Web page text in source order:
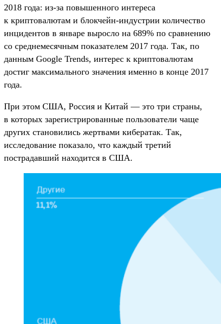
2018 года: из-за повышенного интереса
к криптовалютам и блокчейн-индустрии количество
инцидентов в январе выросло на 689% по сравнению
со среднемесячным показателем 2017 года. Так, по
данным Google Trends, интерес к криптовалютам
достиг максимального значения именно в конце 2017
года.
При этом США, Россия и Китай — это три страны,
в которых зарегистрированные пользователи чаще
других становились жертвами кибератак. Так,
исследование показало, что каждый третий
пострадавший находится в США.